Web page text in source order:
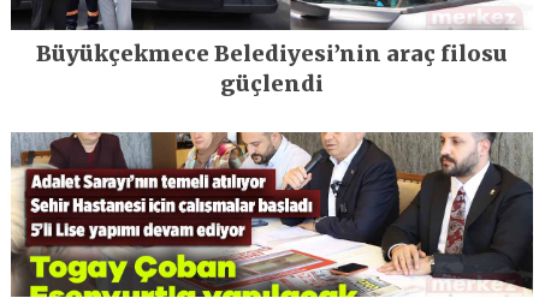
Büyükçekmece Belediyesi’nin araç filosu
güçlendi